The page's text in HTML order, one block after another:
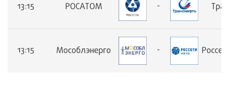
13:15 РОСАТОМ -
13:15 Мособлэнерго -